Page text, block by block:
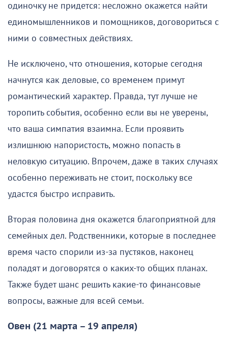
одиночку не придется: несложно окажется найти
единомышленников и помощников, договориться с
ними о совместных действиях.
Не исключено, что отношения, которые сегодня
начнутся как деловые, со временем примут
романтический характер. Правда, тут лучше не
торопить события, особенно если вы не уверены,
что ваша симпатия взаимна. Если проявить
излишнюю напористость, можно попасть в
неловкую ситуацию. Впрочем, даже в таких случаях
особенно переживать не стоит, поскольку все
удастся быстро исправить.
Вторая половина дня окажется благоприятной для
семейных дел. Родственники, которые в последнее
время часто спорили из-за пустяков, наконец
поладят и договорятся о каких-то общих планах.
Также будет шанс решить какие-то финансовые
вопросы, важные для всей семьи.
Овен (21 марта – 19 апреля)